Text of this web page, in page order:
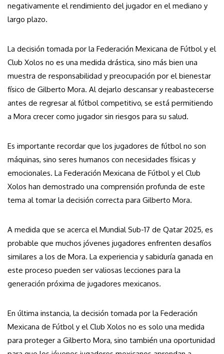
negativamente el rendimiento del jugador en el mediano y
largo plazo.
La decisión tomada por la Federación Mexicana de Fútbol y el
Club Xolos no es una medida drástica, sino más bien una
muestra de responsabilidad y preocupación por el bienestar
físico de Gilberto Mora. Al dejarlo descansar y reabastecerse
antes de regresar al fútbol competitivo, se está permitiendo
a Mora crecer como jugador sin riesgos para su salud.
Es importante recordar que los jugadores de fútbol no son
máquinas, sino seres humanos con necesidades físicas y
emocionales. La Federación Mexicana de Fútbol y el Club
Xolos han demostrado una comprensión profunda de este
tema al tomar la decisión correcta para Gilberto Mora.
A medida que se acerca el Mundial Sub-17 de Qatar 2025, es
probable que muchos jóvenes jugadores enfrenten desafíos
similares a los de Mora. La experiencia y sabiduría ganada en
este proceso pueden ser valiosas lecciones para la
generación próxima de jugadores mexicanos.
En última instancia, la decisión tomada por la Federación
Mexicana de Fútbol y el Club Xolos no es solo una medida
para proteger a Gilberto Mora, sino también una oportunidad